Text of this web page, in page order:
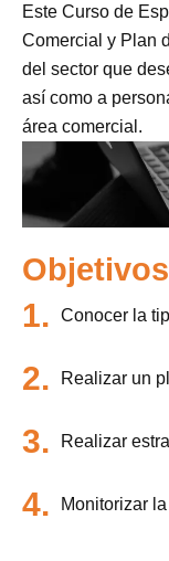
Este Curso de
Comercial y Plan
del sector que
así como a
área comercial.
Objetivos
1. Conocer la
2. Realizar un
3. Realizar
4. Monitorizar